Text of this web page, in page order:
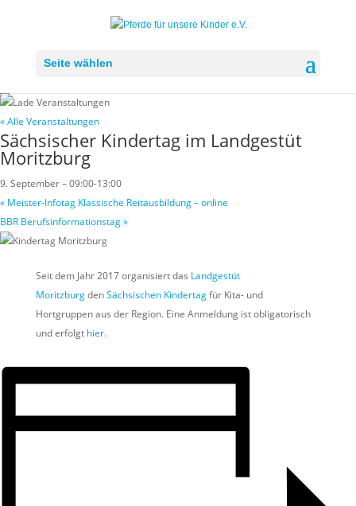
Seite wählen
« Alle Veranstaltungen
Sächsischer Kindertag im Landgestüt
Moritzburg
9. September – 09:00-13:00
« Meister-Infotag Klassische Reitausbildung – online
BBR Berufsinformationstag»
Seit dem Jahr 2017 organisiert das Landgestüt
MoritzburgdenSächsischen Kindertagfür Kita- und
Hortgruppen aus der Region. Eine Anmeldung ist obligatorisch
und erfolgt hier.